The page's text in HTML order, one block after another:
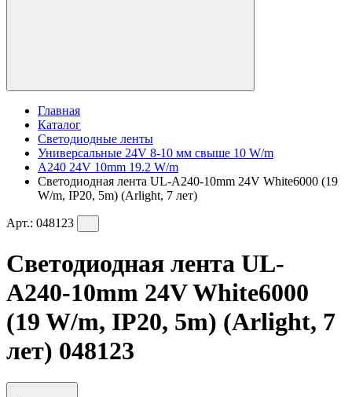
Главная
Каталог
Светодиодные ленты
Универсальные 24V 8-10 мм свыше 10 W/m
A240 24V 10mm 19.2 W/m
Светодиодная лента UL-A240-10mm 24V White6000 (19
W/m, IP20, 5m) (Arlight, 7 лет)
Арт.: 048123
Светодиодная лента UL-
A240-10mm 24V White6000
(19 W/m, IP20, 5m) (Arlight, 7
лет) 048123